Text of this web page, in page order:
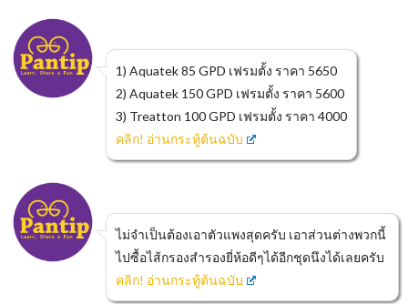
1) Aquatek 85 GPD เฟรมตั้ง ราคา 5650
2) Aquatek 150 GPD เฟรมตั้ง ราคา 5600
3) Treatton 100 GPD เฟรมตั้ง ราคา 4000
คลิก! อ่านกระทู้ต้นฉบับ
ไม่จำเป็นต้องเอาตัวแพงสุดครับ เอาส่วนต่างพวกนี้
ไปซื้อไส้กรองสำรองยี่ห้อดีๆได้อีกชุดนึงได้เลยครับ
คลิก! อ่านกระทู้ต้นฉบับ